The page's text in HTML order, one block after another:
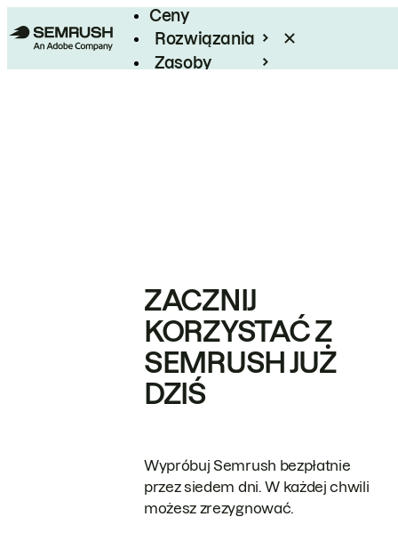
Ceny
Rozwiązania
Zasoby
ZACZNIJ
KORZYSTAĆ Z
SEMRUSH JUŻ
DZIŚ
Wypróbuj Semrush bezpłatnie
przez siedem dni. W każdej chwili
możesz zrezygnować.